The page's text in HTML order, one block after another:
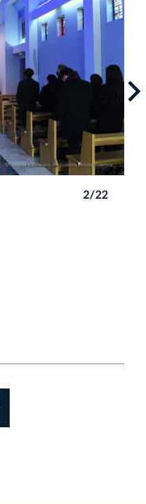
2/22